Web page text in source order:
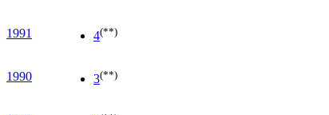
1991 4(**)
1990 3(**)